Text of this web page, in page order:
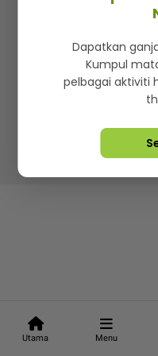
Utama Menu
Terma &
Hakcipta Terpelihara ©
Dapatkan
Kumpul
pelbagai aktiviti